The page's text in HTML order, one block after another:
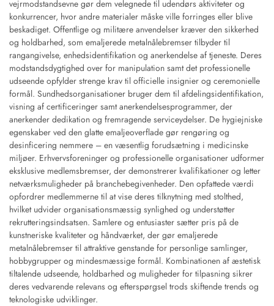
vejrmodstandsevne gør dem velegnede til udendørs aktiviteter og
konkurrencer, hvor andre materialer måske ville forringes eller blive
beskadiget. Offentlige og militære anvendelser kræver den sikkerhed
og holdbarhed, som emaljerede metalnålebremser tilbyder til
rangangivelse, enhedsidentifikation og anerkendelse af tjeneste. Deres
modstandsdygtighed over for manipulation samt det professionelle
udseende opfylder strenge krav til officielle insignier og ceremonielle
formål. Sundhedsorganisationer bruger dem til afdelingsidentifikation,
visning af certificeringer samt anerkendelsesprogrammer, der
anerkender dedikation og fremragende serviceydelser. De hygiejniske
egenskaber ved den glatte emaljeoverflade gør rengøring og
desinficering nemmere – en væsentlig forudsætning i medicinske
miljøer. Erhvervsforeninger og professionelle organisationer udformer
eksklusive medlemsbremser, der demonstrerer kvalifikationer og letter
netværksmuligheder på branchebegivenheder. Den opfattede værdi
opfordrer medlemmerne til at vise deres tilknytning med stolthed,
hvilket udvider organisationsmæssig synlighed og understøtter
rekrutteringsindsatsen. Samlere og entusiaster sætter pris på de
kunstneriske kvaliteter og håndværket, der gør emaljerede
metalnålebremser til attraktive genstande for personlige samlinger,
hobbygrupper og mindesmæssige formål. Kombinationen af æstetisk
tiltalende udseende, holdbarhed og muligheder for tilpasning sikrer
deres vedvarende relevans og efterspørgsel trods skiftende trends og
teknologiske udviklinger.